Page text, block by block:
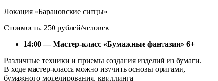
Локация «Барановские ситцы»
Стоимость: 250 рублей/человек
14:00 — Мастер-класс «Бумажные фантазии» 6+
Различные техники и приемы создания изделий из бумаги.
В ходе мастер-класса можно изучить основы оригами,
бумажного моделирования, квиллинга